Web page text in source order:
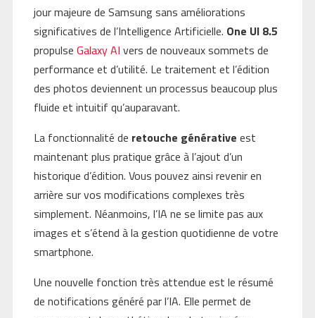
jour majeure de Samsung sans améliorations
significatives de l’Intelligence Artificielle. One UI 8.5
propulse Galaxy AI vers de nouveaux sommets de
performance et d’utilité. Le traitement et l’édition
des photos deviennent un processus beaucoup plus
fluide et intuitif qu’auparavant.
La fonctionnalité de retouche générative est
maintenant plus pratique grâce à l’ajout d’un
historique d’édition. Vous pouvez ainsi revenir en
arrière sur vos modifications complexes très
simplement. Néanmoins, l’IA ne se limite pas aux
images et s’étend à la gestion quotidienne de votre
smartphone.
Une nouvelle fonction très attendue est le résumé
de notifications généré par l’IA. Elle permet de